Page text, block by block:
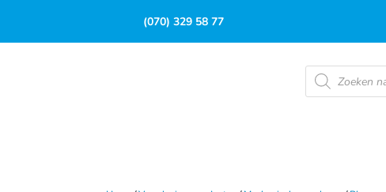
(070) 329 58 77
Producten
zoeken